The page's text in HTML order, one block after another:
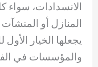
الانسدادات، سواء
المنازل أو المنشآت
يجعلها الخيار
والمؤسسات في